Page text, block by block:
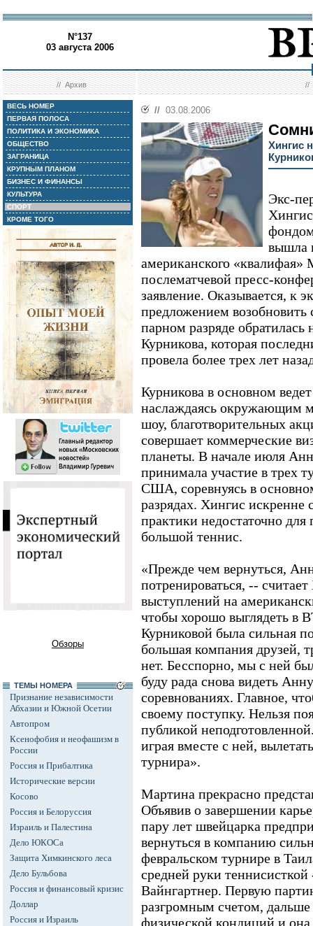
N°137
03 августа 2006
//Архив //
ВЕСЬ НОМЕР
ПЕРВАЯ ПОЛОСА
ПОЛИТИКА И ЭКОНОМИКА
ОБЩЕСТВО
ЗАГРАНИЦА
КРУПНЫМ ПЛАНОМ
БИЗНЕС И ФИНАНСЫ
КУЛЬТУРА
СПОРТ
КРОМЕ ТОГО
Обзоры
ТЕМЫ НОМЕРА
Признание независимости
Абхазии и Южной Осетии
Автопром
Ксенофобия и неофашизм в
России
Россия и Прибалтика
Исторические версии
Косово
Россия и Белоруссия
Израиль и Палестина
Дело ЮКОСа
Защита Химкинского леса
Дело Бульбова
Россия и финансовый кризис
Доллар
Россия и Израиль
// 03.08.2006
Хингис
Экс-
вышла
американского
послематчевой пресс-
заявление. Оказывается, к
предложением
парном разряде
Курникова, которая
провела более трех лет
Курникова в основном
наслаждаясь окружающим
шоу, благотворительных
совершает коммерческие
планеты. В начале июля
принимала участие в трех
США, соревнуясь в
разрядах. Хингис искренне
практики недостаточно
большой теннис.
«Прежде чем вернуться,
потренироваться, --
выступлений на
чтобы хорошо выглядеть в
Курниковой была сильная
большая компания друзей,
нет. Бесспорно, мы с ней
буду рада снова видеть
соревнованиях. Главное,
своему поступку. Нельзя
публикой
играя вместе с ней,
турнира».
Мартина прекрасно
Объявив о завершении
пару лет швейцарка
вернуться в компанию
февральском турнире в
средней руки
Вайнгартнер. Первую
разгромным счетом,
физической кондиций и